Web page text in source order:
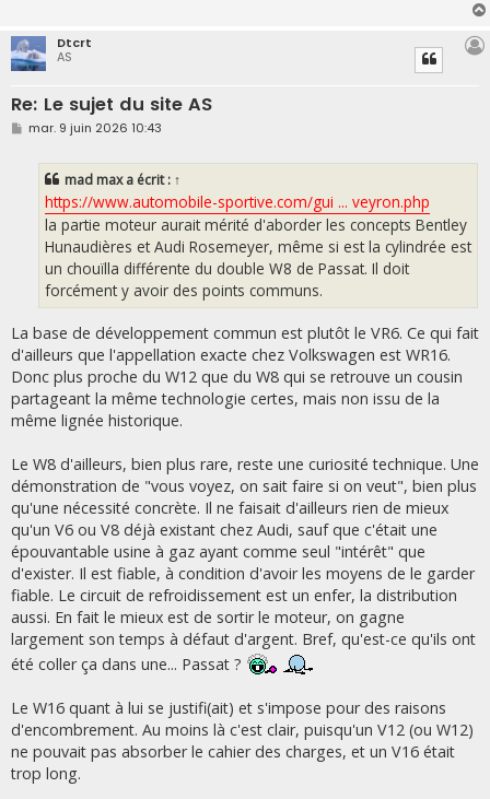
Dtcrt
AS
Re: Le sujet du site AS
M
mar. 9 juin 2026 10:43
mad maxa écrit : ↑
https://www.automobile-sportive.com/gui ... veyron.php
la partie moteur aurait mérité d'aborder les concepts Bentley
Hunaudières et Audi Rosemeyer, même si est la cylindrée est
un chouïlla différente du double W8 de Passat. Il doit
forcément y avoir des points communs.
La base de développement commun est plutôt le VR6. Ce qui fait
d'ailleurs que l'appellation exacte chez Volkswagen est WR16.
Donc plus proche du W12 que du W8 qui se retrouve un cousin
partageant la même technologie certes, mais non issu de la
même lignée historique.
Le W8 d'ailleurs, bien plus rare, reste une curiosité technique. Une
démonstration de "vous voyez, on sait faire si on veut", bien plus
qu'une nécessité concrète. Il ne faisait d'ailleurs rien de mieux
qu'un V6 ou V8 déjà existant chez Audi, sauf que c'était une
épouvantable usine à gaz ayant comme seul "intérêt" que
d'exister. Il est fiable, à condition d'avoir les moyens de le garder
fiable. Le circuit de refroidissement est un enfer, la distribution
aussi. En fait le mieux est de sortir le moteur, on gagne
largement son temps à défaut d'argent. Bref, qu'est-ce qu'ils ont
été coller ça dans une... Passat ?
Le W16 quant à lui se justifi(ait) et s'impose pour des raisons
d'encombrement. Au moins là c'est clair, puisqu'un V12 (ou W12)
ne pouvait pas absorber le cahier des charges, et un V16 était
trop long.